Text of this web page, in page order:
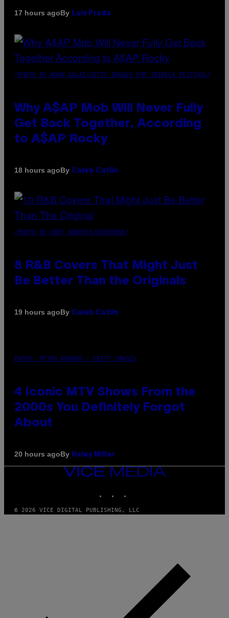
17 hours agoBy Luis Prada
(PHOTO BY NOAM GALAI/GETTY IMAGES FOR TRIBECA FESTIVAL)
Why A$AP Mob Will Never Fully
Get Back Together, According
to A$AP Rocky
18 hours agoBy Caleb Catlin
(PHOTO BY EBET ROBERTS/REDFERNS)
8 R&B Covers That Might Just
Be Better Than the Originals
19 hours agoBy Caleb Catlin
PHOTO: PETER KRAMER / GETTY IMAGES
4 Iconic MTV Shows From the
2000s You Definitely Forgot
About
20 hours agoBy Haley Miller
VICE
MEDIA
© 2026 VICE DIGITAL PUBLISHING, LLC